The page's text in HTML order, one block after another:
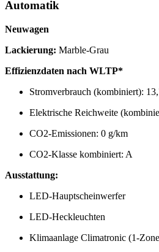
Automatik
Neuwagen
Lackierung: Marble-Grau
Effizienzdaten nach WLTP*
Stromverbrauch (kombiniert):
Elektrische Reichweite
CO2-Emissionen: 0 g/km
CO2-Klasse kombiniert: A
Ausstattung:
LED-Hauptscheinwerfer
LED-Heckleuchten
Klimaanlage Climatronic (1-